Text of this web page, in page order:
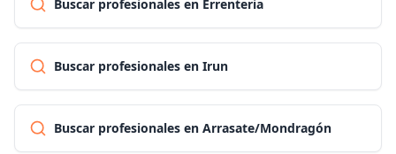
Buscar profesionales en Errenteria
Buscar profesionales en Irun
Buscar profesionales en Arrasate/Mondragón